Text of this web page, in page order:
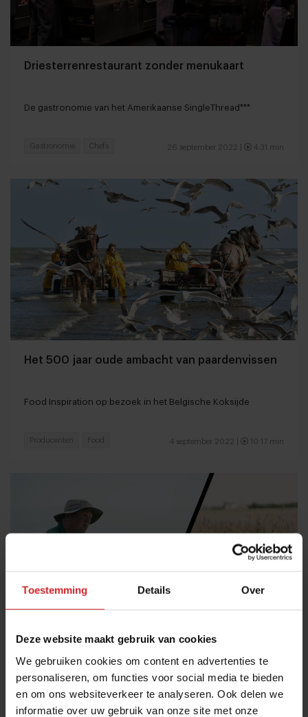
Toestemming Details Over
Deze website maakt gebruik van cookies
We gebruiken cookies om content en advertenties te
personaliseren, om functies voor social media te bieden
en om ons websiteverkeer te analyseren. Ook delen we
informatie over uw gebruik van onze site met onze
Driesterrenrestaurant zonder menukaart
De gastronomie van het Amerikaanse SingleThread***
26 september 2022 | 4:31 min
Gastronomie Chefs
Het 500 jaar oude ambacht van paardenvissen
Food Inspiration op bezoek in het Belgische Koksijde
4 september 2022 | 10:17 min
Producenten Food
Schapenboer Jan-Willem Bakker gebruikt de
natuur als apotheek
Dit is waarom Texel hét schapeneiland wordt genoemd